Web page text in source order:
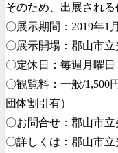
そのため、出展され
〇展示期間：2019年1
〇展示開場：郡山市立
〇定休日：毎週月曜日
〇観覧料：一般/
団体割引有）
〇お問合せ：郡山市立
〇詳しくは：郡山市